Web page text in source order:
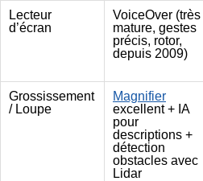
Lecteur
d’écran
VoiceOver (très
mature, gestes
précis, rotor,
depuis 2009)
Grossissement
/ Loupe
Magnifier
excellent + IA
pour
descriptions +
détection
obstacles avec
Lidar